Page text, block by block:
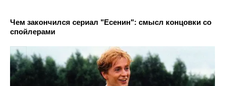
Чем закончился сериал "Есенин": смысл концовки со
спойлерами